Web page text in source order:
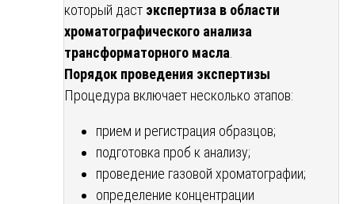
который даст экспертиза в области
хроматографического анализа
трансформаторного масла
Порядок проведения экспертизы
Процедура включает несколько этапов:
прием и регистрация образцов;
подготовка проб к анализу;
проведение газовой хроматографии;
определение концентрации